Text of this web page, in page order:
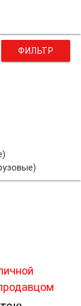
ФИЛЬТР